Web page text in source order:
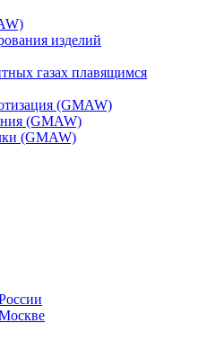
изделий
газах плавящимся
(GMAW)
(GMAW)
(GMAW)